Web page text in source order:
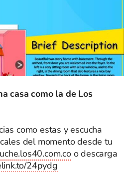
casa como la de Los
como estas y escucha
del momento desde tu
o descarga
24pydg